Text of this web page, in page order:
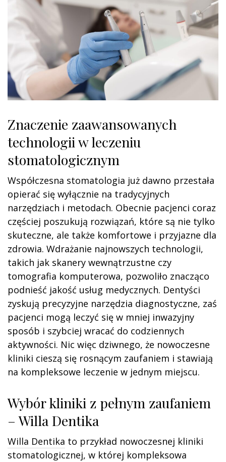
Znaczenie zaawansowanych
technologii w leczeniu
stomatologicznym
Współczesna stomatologia już dawno przestała
opierać się wyłącznie na tradycyjnych
narzędziach i metodach. Obecnie pacjenci coraz
częściej poszukują rozwiązań, które są nie tylko
skuteczne, ale także komfortowe i przyjazne dla
zdrowia. Wdrażanie najnowszych technologii,
takich jak skanery wewnątrzustne czy
tomografia komputerowa, pozwoliło znacząco
podnieść jakość usług medycznych. Dentyści
zyskują precyzyjne narzędzia diagnostyczne, zaś
pacjenci mogą leczyć się w mniej inwazyjny
sposób i szybciej wracać do codziennych
aktywności. Nic więc dziwnego, że nowoczesne
kliniki cieszą się rosnącym zaufaniem i stawiają
na kompleksowe leczenie w jednym miejscu.
Wybór kliniki z pełnym zaufaniem
– Willa Dentika
Willa Dentika to przykład nowoczesnej kliniki
stomatologicznej, w której kompleksowa